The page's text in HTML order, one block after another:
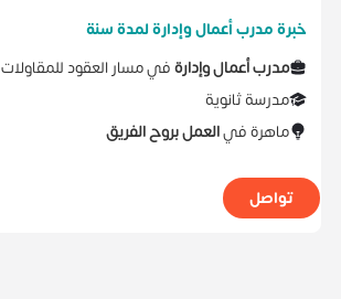
خبرة مدرب أعمال وإدارة لمدة سنة
مدرب أعمال وإدارةفيمسار العقود للمقاولات
مدرسة ثانوية
ماهرة فيالعمل بروح الفريق
تواصل